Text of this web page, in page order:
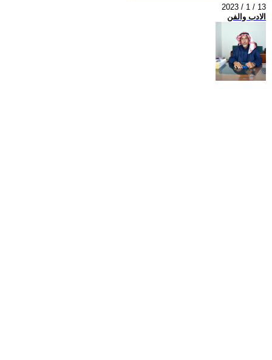
2023 / 1 / 13
الادب والفن